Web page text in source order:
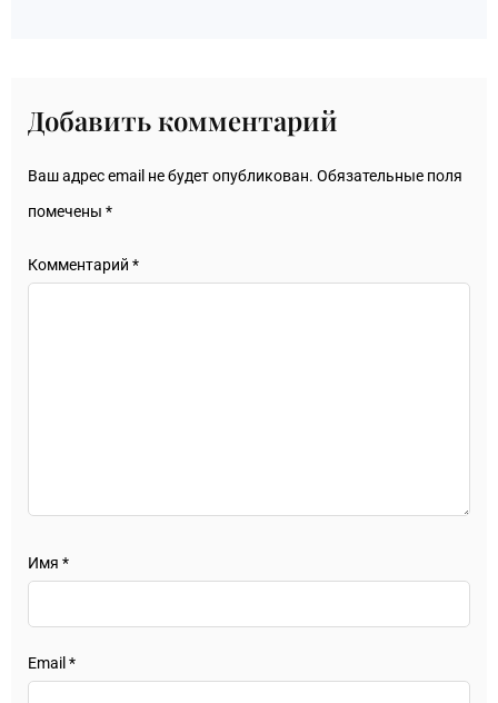
Добавить комментарий
Ваш адрес email не будет опубликован. Обязательные поля
помечены *
Комментарий *
Имя *
Email *